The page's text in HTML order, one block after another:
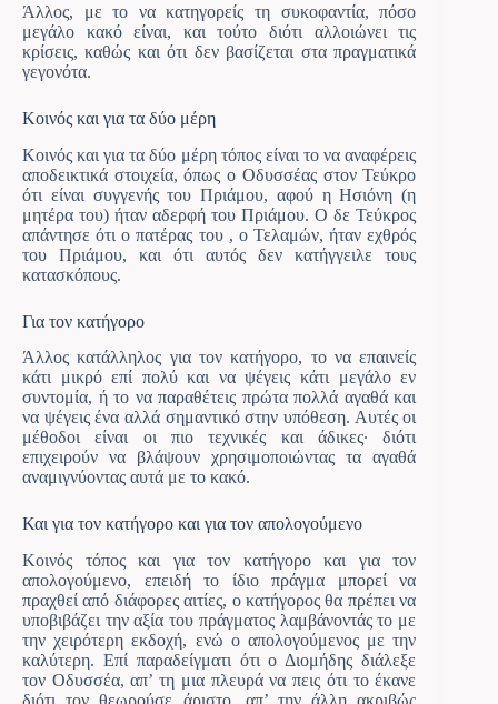
Άλλος, με το να κατηγορείς τη συκοφαντία, πόσο
μεγάλο κακό είναι, και τούτο διότι αλλοιώνει τις
κρίσεις, καθώς και ότι δεν βασίζεται στα πραγματικά
γεγονότα.
Κοινός και για τα δύο μέρη
Κοινός και για τα δύο μέρη τόπος είναι το να αναφέρεις
αποδεικτικά στοιχεία, όπως ο Οδυσσέας στον Τεύκρο
ότι είναι συγγενής του Πριάμου, αφού η Ησιόνη (η
μητέρα του) ήταν αδερφή του Πριάμου. Ο δε Τεύκρος
απάντησε ότι ο πατέρας του , ο Τελαμών, ήταν εχθρός
του Πριάμου, και ότι αυτός δεν κατήγγειλε τους
κατασκόπους.
Για τον κατήγορο
Άλλος κατάλληλος για τον κατήγορο, το να επαινείς
κάτι μικρό επί πολύ και να ψέγεις κάτι μεγάλο εν
συντομία, ή το να παραθέτεις πρώτα πολλά αγαθά και
να ψέγεις ένα αλλά σημαντικό στην υπόθεση. Αυτές οι
μέθοδοι είναι οι πιο τεχνικές και άδικες· διότι
επιχειρούν να βλάψουν χρησιμοποιώντας τα αγαθά
αναμιγνύοντας αυτά με το κακό.
Και για τον κατήγορο και για τον απολογούμενο
Κοινός τόπος και για τον κατήγορο και για τον
απολογούμενο, επειδή το ίδιο πράγμα μπορεί να
πραχθεί από διάφορες αιτίες, ο κατήγορος θα πρέπει να
υποβιβάζει την αξία του πράγματος λαμβάνοντάς το με
την χειρότερη εκδοχή, ενώ ο απολογούμενος με την
καλύτερη. Επί παραδείγματι ότι ο Διομήδης διάλεξε
τον Οδυσσέα, απ’ τη μια πλευρά να πεις ότι το έκανε